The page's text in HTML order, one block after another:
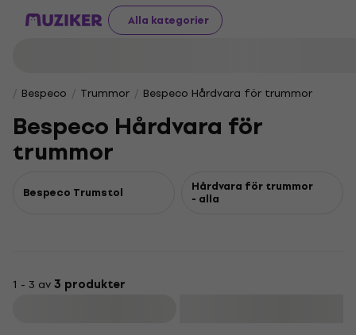
Alla kategorier
Bespeco Trummor Bespeco Hårdvara för trummor
Bespeco Hårdvara för
trummor
Bespeco Trumstol Hårdvara för trummor
- alla
1 - 3 av3 produkter